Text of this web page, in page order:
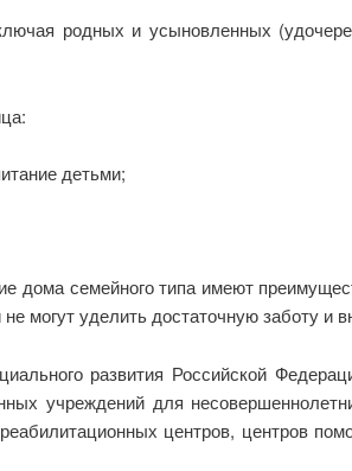
родных и усыновленных
детьми;
дома семейного типа имеют
могут уделить достаточную заботу и
развития Российской
учреждений для
центров, центров